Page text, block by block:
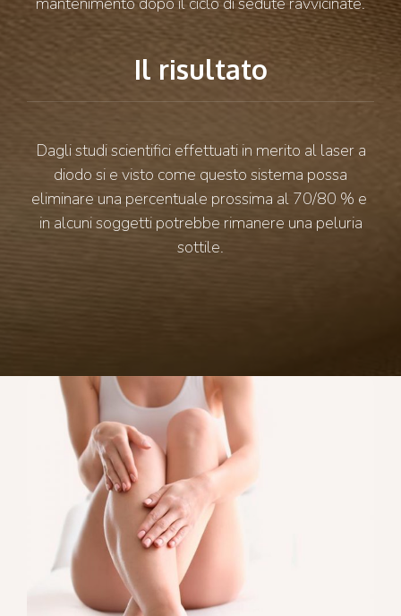
Il risultato
Dagli studi scientifici effettuati in merito al laser a
diodo si e visto come questo sistema possa
eliminare una percentuale prossima al 70/80 % e
in alcuni soggetti potrebbe rimanere una peluria
sottile.